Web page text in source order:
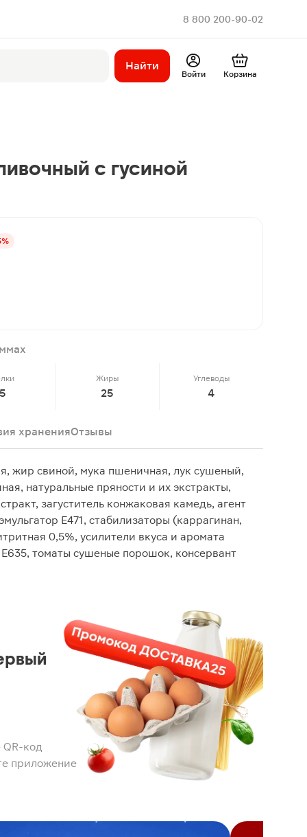
8 800 200-90-02
Найти
Войти Корзина
с гусиной
5
Жиры
25
Углеводы
4
храненияОтзывы
жир свиной, мука пшеничная, лук сушеный,
натуральные пряности и их экстракты,
загуститель конжаковая камедь, агент
Е471, стабилизаторы (каррагинан,
0,5%, усилители вкуса и аромата
томаты сушеные порошок, консервант
код
приложение